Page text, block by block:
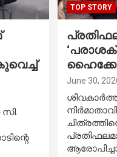
TOP STORY
June 30,